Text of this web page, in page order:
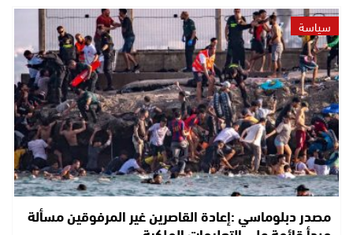
سياسة
مصدر دبلوماسي :إعادة القاصرين غير المرفوقين مسألة